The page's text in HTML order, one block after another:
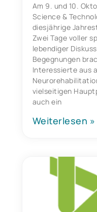
Am 9. und 10.
Science &
diesjährige
Zwei Tage voller
lebendiger
Begegnungen
Interessierte aus
vielseitigen
auch ein
Weiterlesen »